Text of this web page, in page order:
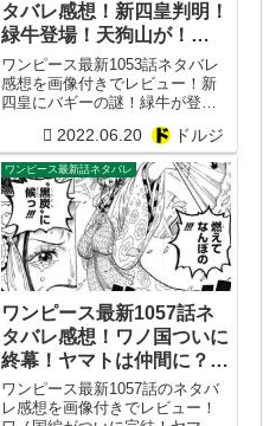
タバレ感想！新四皇判明！
緑牛登場！天狗山が！
ONE PIECE1054話予想
ワンピース最新1053話ネタバレ
感想を画像付きでレビュー！新
四皇にバギーの謎！緑牛が登
と判明！ONE PIECE1054話予想
2022.06.20 ドルジ
ワンピース最新話ネタバレ
ワンピース最新1057話ネ
タバレ感想！ワノ国ついに
終幕！ヤマトは仲間に？
ONE PIECE1058話予想
ワンピース最新1057話のネタバ
レ感想を画像付きでレビュー！